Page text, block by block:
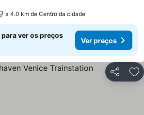
a 4.0 km de Centro da cidade
ver os preços
Ver preços
Partilhar